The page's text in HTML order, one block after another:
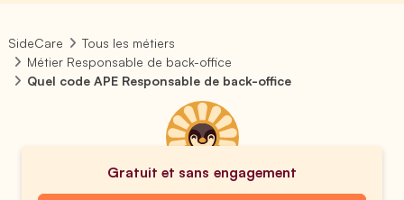
SideCare
Tous les métiers
Métier Responsable de back-office
Quel code APE Responsable de back-office
Gratuit et sans engagement